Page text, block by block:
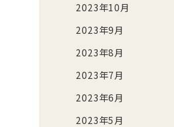
2023年10月
2023年9月
2023年8月
2023年7月
2023年6月
2023年5月